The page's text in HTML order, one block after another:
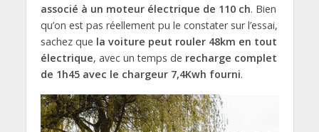
associé à un moteur électrique de 110 ch. Bien
qu’on est pas réellement pu le constater sur l’essai,
sachez que la voiture peut rouler 48km en tout
électrique, avec un temps de recharge complet
de 1h45 avec le chargeur 7,4Kwh fourni.